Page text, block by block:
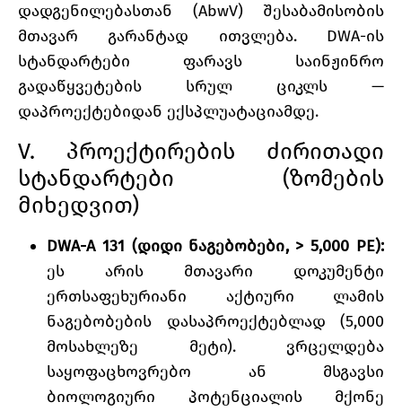
დადგენილებასთან (AbwV) შესაბამისობის
მთავარ გარანტად ითვლება. DWA-ის
სტანდარტები ფარავს საინჟინრო
გადაწყვეტების სრულ ციკლს —
დაპროექტებიდან ექსპლუატაციამდე.
V. პროექტირების ძირითადი
სტანდარტები (ზომების
მიხედვით)
DWA-A 131 (დიდი ნაგებობები, > 5,000 PE):
ეს არის მთავარი დოკუმენტი
ერთსაფეხურიანი აქტიური ლამის
ნაგებობების დასაპროექტებლად (5,000
მოსახლეზე მეტი). ვრცელდება
საყოფაცხოვრებო ან მსგავსი
ბიოლოგიური პოტენციალის მქონე